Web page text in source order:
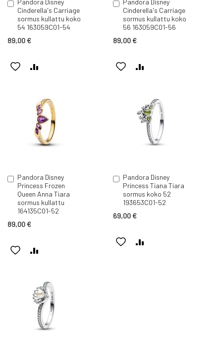
Pandora Disney
Cinderella's Carriage
sormus kullattu koko
54 163059C01-54
89,00 €
Lisää
ostoskoriin
LISÄÄ
Pandora Disney
Cinderella's Carriage
sormus kullattu koko
56 163059C01-56
89,00 €
Lisää
ostoskoriin
LISÄÄ
Pandora Disney
Princess Frozen
Queen Anna Tiara
sormus kullattu
164135C01-52
89,00 €
Lisää
ostoskoriin
LISÄÄ
Pandora Disney
Princess Tiana Tiara
sormus koko 52
193653C01-52
69,00 €
Lisää
ostoskoriin
LISÄÄ